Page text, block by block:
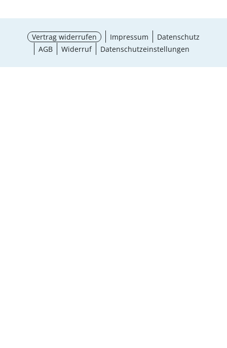
Vertrag widerrufen Impressum
Datenschutz
AGB
Widerruf Datenschutzeinstellungen